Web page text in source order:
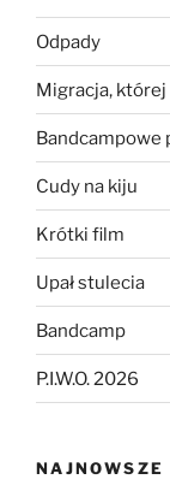
Odpady
Migracja, której
Bandcampowe
Cudy na kiju
Krótki film
Upał stulecia
Bandcamp
P.I.W.O. 2026